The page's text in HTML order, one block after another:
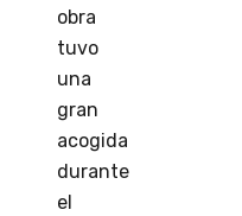
obra
tuvo
una
gran
acogida
durante
el